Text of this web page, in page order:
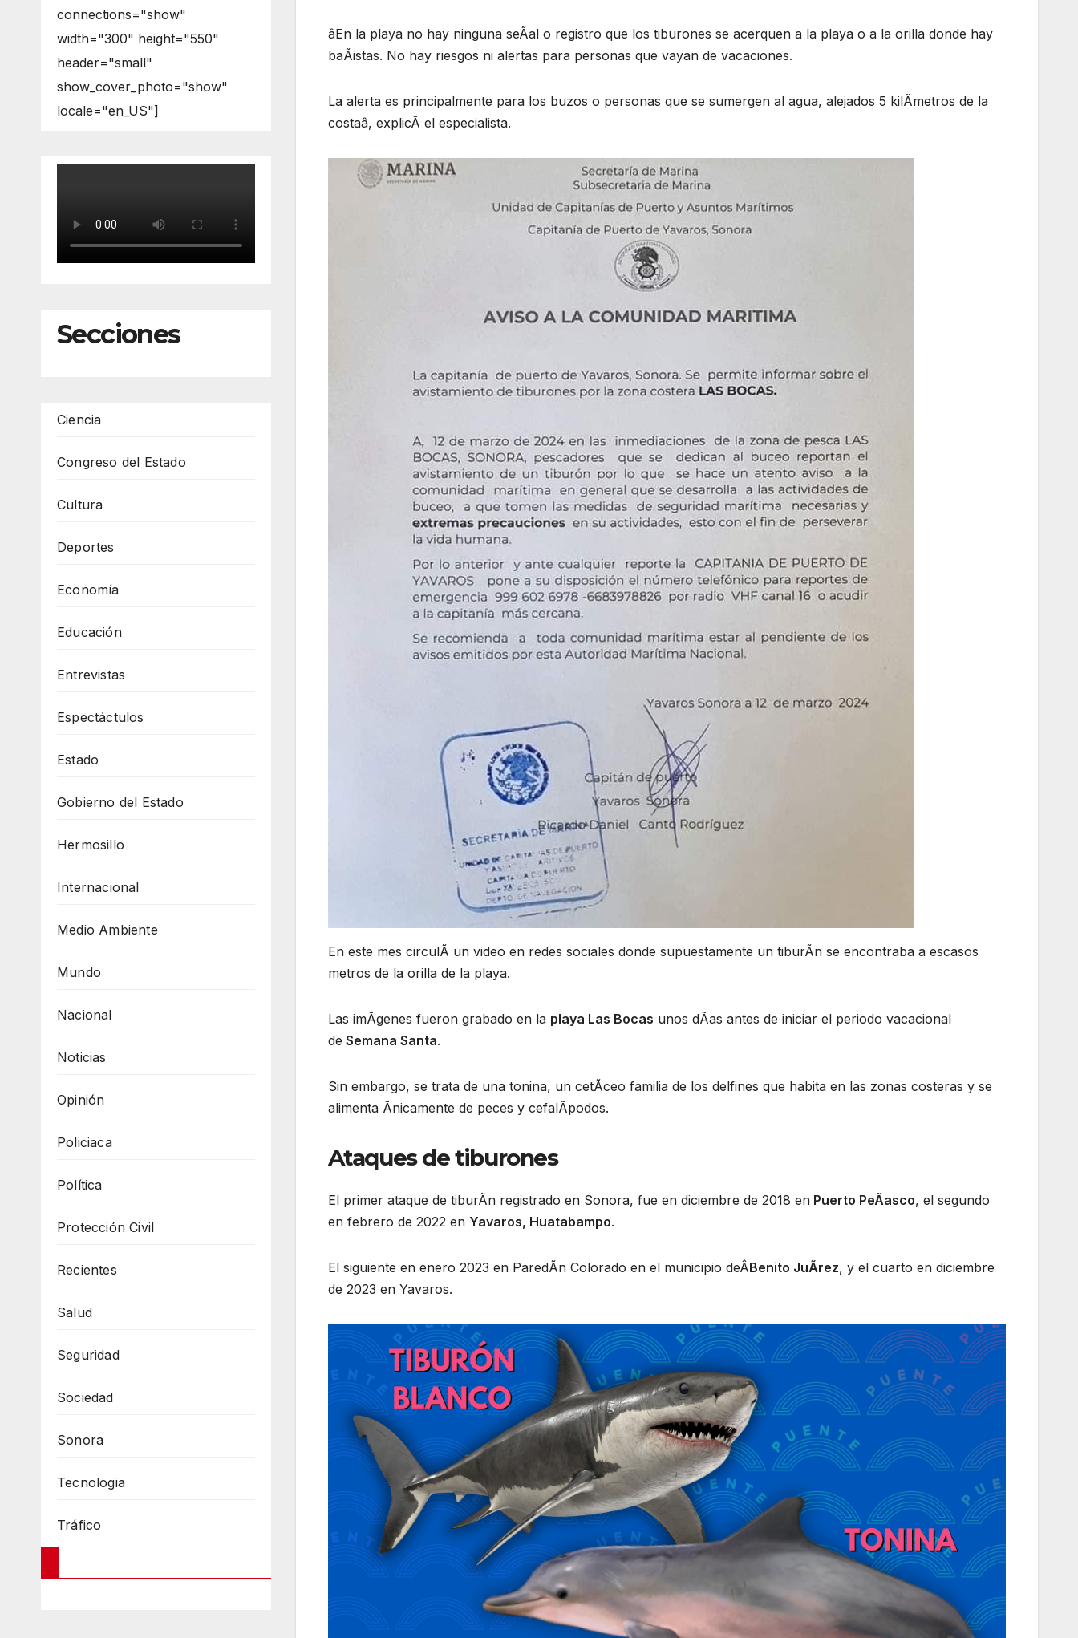
connections="show"
width="300" height="550"
header="small"
show_cover_photo="show"
locale="en_US"]
Secciones
Ciencia
Congreso del Estado
Cultura
Deportes
Economía
Educación
Entrevistas
Espectáctulos
Estado
Gobierno del Estado
Hermosillo
Internacional
Medio Ambiente
Mundo
Nacional
Noticias
Opinión
Policiaca
Política
Protección Civil
Recientes
Salud
Seguridad
Sociedad
Sonora
Tecnologia
Tráfico
âEn la playa no hay ninguna seÃal o registro que los tiburones se acerquen a la playa o a la orilla donde hay
baÃistas. No hay riesgos ni alertas para personas que vayan de vacaciones.
La alerta es principalmente para los buzos o personas que se sumergen al agua, alejados 5 kilÃmetros de la
costaâ, explicÃ el especialista.
En este mes circulÃ un video en redes sociales donde supuestamente un tiburÃn se encontraba a escasos
metros de la orilla de la playa.
Las imÃgenes fueron grabado en la playa Las Bocas unos dÃas antes de iniciar el periodo vacacional
de Semana Santa.
Sin embargo, se trata de una tonina, un cetÃceo familia de los delfines que habita en las zonas costeras y se
alimenta Ãnicamente de peces y cefalÃpodos.
Ataques de tiburones
El primer ataque de tiburÃn registrado en Sonora, fue en diciembre de 2018 enPuerto PeÃasco, el segundo
en febrero de 2022 en Yavaros, Huatabampo.
El siguiente en enero 2023 en ParedÃn Colorado en el municipio deÂBenito JuÃrez, y el cuarto en diciembre
de 2023 en Yavaros.